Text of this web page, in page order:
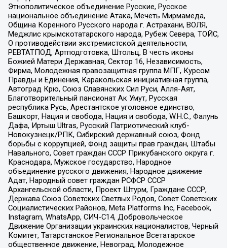
Этнополитическое объединение Русские, Русское
национальное объединение Атака, Мечеть Мирмамеда,
Община Коренного Русского народа г. Астрахани, ВОЛЯ,
Меджлис крымскотатарского народа, Рубеж Севера, ТОЙС,
О противодействии экстремистской деятельности,
РЕВТАТПОД, Артподготовка, Штольц, В честь иконы
Божией Матери Державная, Сектор 16, Независимость,
Фирма, Молодежная правозащитная группа МПГ, Курсом
Правды и Единения, Каракольская инициативная группа,
Автоград Крю, Союз Славянских Сил Руси, Алля-Аят,
Благотворительный пансионат Ак Умут, Русская
республика Русь, Арестантское уголовное единство,
Башкорт, Нация и свобода, Нация и свобода, W.H.С., Фалунь
Дафа, Иртыш Ultras, Русский Патриотический клуб-
Новокузнецк/РПК, Сибирский державный союз, Фонд
борьбы с коррупцией, Фонд защиты прав граждан, Штабы
Навального, Совет граждан СССР Прикубанского округа г.
Краснодара, Мужское государство, Народное
объединение русского движения, Народное движение
Адат, Народный совет граждан РСФСР СССР
Архангельской области, Проект Штурм, Граждане СССР,
Держава Союз Советских Светлых Родов, Совет Советских
Социалистических Районов, Meta Platforms Inc, Facebook,
Instagram, WhatsApp, СИЧ-С14, Добровольческое
Движение Организации украинских националистов, Черный
Комитет, Татарстанское Региональное Всетатарское
общественное движение, Невоград, Молодежное